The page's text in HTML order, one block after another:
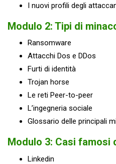
I nuovi profili degli
Modulo 2: Tipi di
Ransomware
Attacchi Dos e DDos
Furti di identità
Trojan horse
Le reti Peer-to-peer
L’ingegneria sociale
Glossario delle principali
Modulo 3: Casi famosi
Linkedin